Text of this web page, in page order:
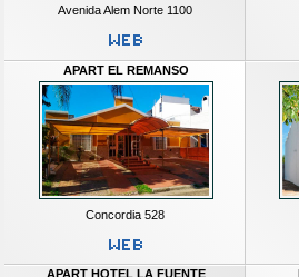
Avenida Alem Norte 1100
APART EL REMANSO
Concordia 528
APART HOTEL LA FUENTE